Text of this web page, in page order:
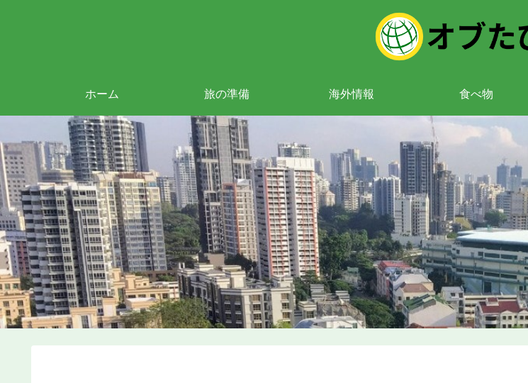
ホーム 旅の準備 海外情報 食べ物